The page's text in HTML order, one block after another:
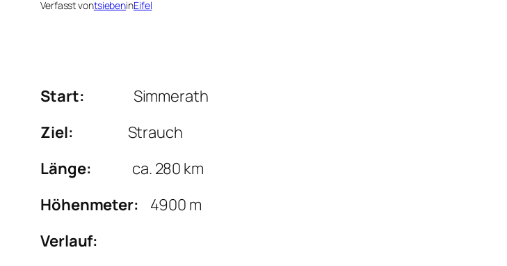
Verfasst vontsiebeninEifel
Start: Simmerath
Ziel: Strauch
Länge: ca. 280 km
Höhenmeter: 4900 m
Verlauf: